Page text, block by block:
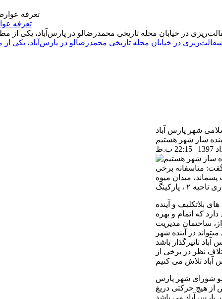
تعرفه
در خیابان محله تاریخی محمدرضالو در پارس‌آباد،
ساز شهر هستیم
گفت: متاسفانه برخی
میدان میوه
بلاتکلیف و آینده
که اتمام و بهره
ساختمان مدیریت
میتواند در آینده شهر
نظر در برخی از
اتحاد و همبستگی اعضای شورای شهر اظهار داشت: ۷ عضو شورای شهر پارس
از هیچ حرکتی دریغ